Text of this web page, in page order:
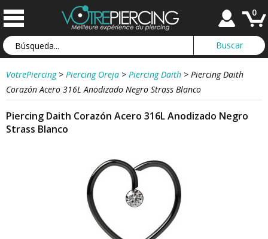
0
VotrePiercing > Piercing Oreja > Piercing Daith > Piercing Daith
Corazón Acero 316L Anodizado Negro Strass Blanco
Piercing Daith Corazón Acero 316L Anodizado Negro
Strass Blanco